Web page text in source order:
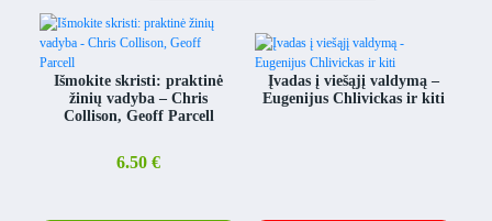
Išmokite skristi: praktinė
žinių vadyba – Chris
Collison, Geoff Parcell
6.50€
Įvadas į viešąjį valdymą –
Eugenijus Chlivickas ir kiti